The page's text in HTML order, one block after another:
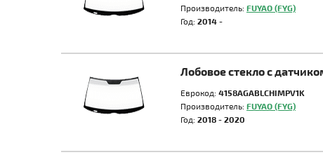
Производитель: FUYAO (FYG)
Год: 2014 -
Лобовое стекло с
Еврокод: 4158AGABLCHIMPV1K
Производитель: FUYAO (FYG)
Год: 2018 - 2020